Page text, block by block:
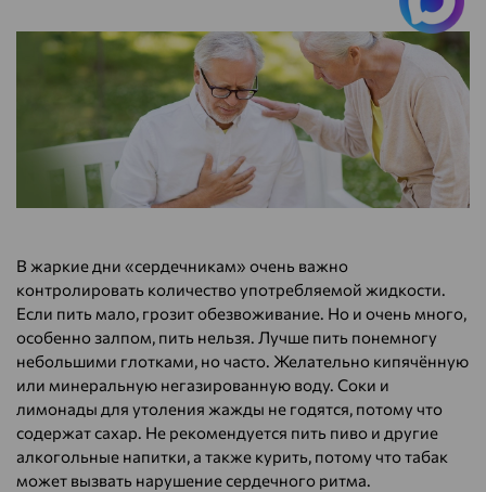
В жаркие дни «сердечникам» очень важно
контролировать количество употребляемой жидкости.
Если пить мало, грозит обезвоживание. Но и очень много,
особенно залпом, пить нельзя. Лучше пить понемногу
небольшими глотками, но часто. Желательно кипячённую
или минеральную негазированную воду. Соки и
лимонады для утоления жажды не годятся, потому что
содержат сахар. Не рекомендуется пить пиво и другие
алкогольные напитки, а также курить, потому что табак
может вызвать нарушение сердечного ритма.